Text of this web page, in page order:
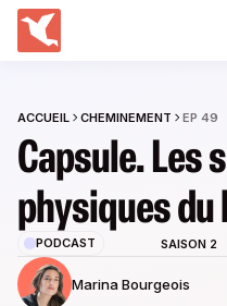
ACCUEIL CHEMINEMENT EP 49
Capsule. Les
physiques
PODCAST SAISON 2
Marina Bourgeois